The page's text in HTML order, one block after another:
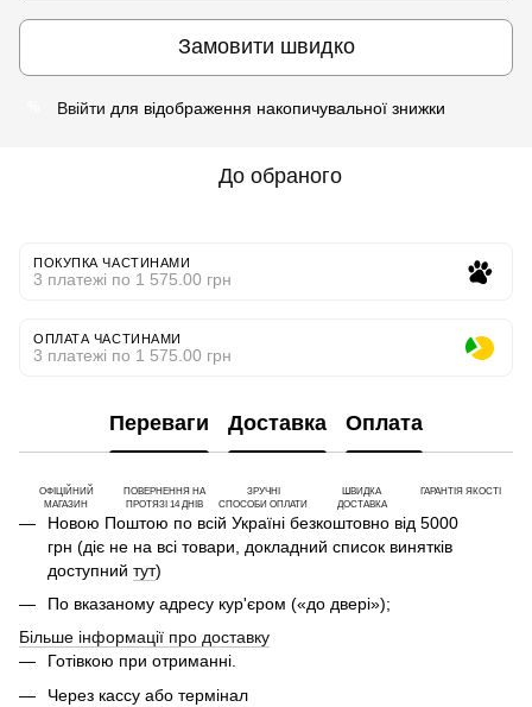
Замовити швидко
Ввійти для відображення накопичувальної знижки
До обраного
ПОКУПКА ЧАСТИНАМИ
3 платежі по 1 575.00 грн
ОПЛАТА ЧАСТИНАМИ
3 платежі по 1 575.00 грн
Переваги Доставка Оплата
ОФІЦІЙНИЙ
МАГАЗИН
ПОВЕРНЕННЯ НА
ПРОТЯЗІ 14 ДНІВ
ЗРУЧНІ
СПОСОБИ ОПЛАТИ
ШВИДКА
ДОСТАВКА
ГАРАНТІЯ ЯКОСТІ
Новою Поштою по всій Україні безкоштовно від 5000
грн (діє не на всі товари, докладний список винятків
доступний тут)
По вказаному адресу кур'єром («до двері»);
Більше інформації про доставку
Готівкою при отриманні.
Через кассу або термінал